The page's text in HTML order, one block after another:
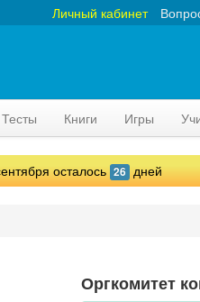
Личный кабинет
Тесты Книги Игры
осталось 26 дней
Оргкомитет